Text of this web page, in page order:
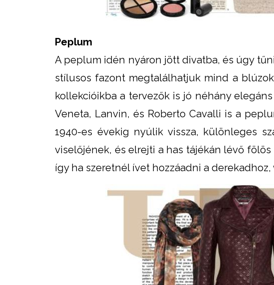
Peplum
A peplum idén nyáron jött divatba, és úgy
stílusos fazont megtalálhatjuk mind a
kollekcióikba a tervezők is jó néhány
Veneta, Lanvin, és Roberto Cavalli is a
1940-es évekig nyúlik vissza, különleges
viselőjének, és elrejti a has tájékán lévő
így ha szeretnél ívet hozzáadni a